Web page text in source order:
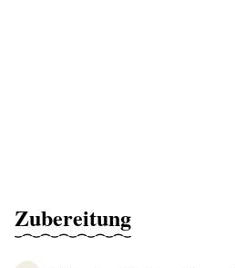
Zubereitung